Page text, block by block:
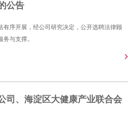
公告
有序开展，经公司研究决定，公开选聘法律顾
与支撑。
司、海淀区大健康产业联合会